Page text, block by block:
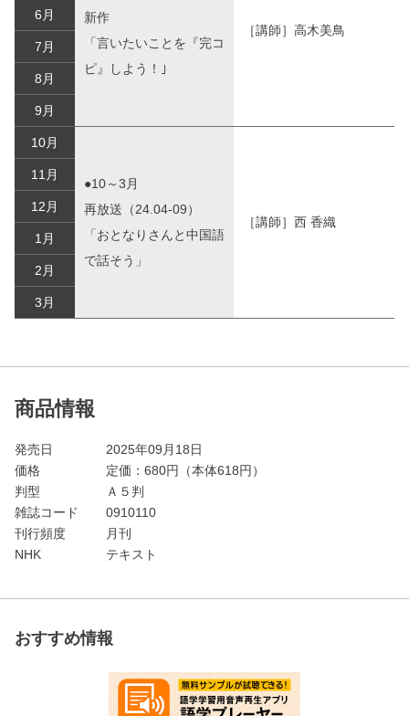
新作
「言いたいことを『完コ
ピ』しよう！｣
［講師］高木美鳥
6月
7月
8月
9月
10月
●10～3月
再放送（24.04-09）
「おとなりさんと中国語
で話そう」
［講師］西 香織
11月
12月
1月
2月
3月
商品情報
発売日
2025年09月18日
価格
定価： 680円（本体618円）
判型
Ａ５判
雑誌コード
0910110
刊行頻度
月刊
NHK
テキスト
おすすめ情報